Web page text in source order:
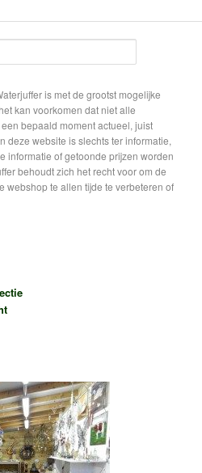
is met de grootst mogelijke
kan voorkomen dat niet alle
bepaald moment actueel, juist
deze website is slechts ter informatie,
informatie of getoonde prijzen worden
behoudt zich het recht voor om de
webshop te allen tijde te verbeteren of